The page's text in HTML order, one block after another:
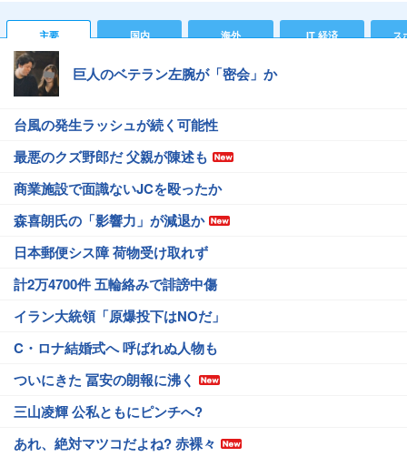
主要 国内 海外 IT 経済 ス
巨人のベテラン左腕が「密会」か
台風の発生ラッシュが続く可能性
最悪のクズ野郎だ 父親が陳述も
商業施設で面識ないJCを殴ったか
森喜朗氏の「影響力」が減退か
日本郵便シス障 荷物受け取れず
計2万4700件 五輪絡みで誹謗中傷
イラン大統領「原爆投下はNOだ」
C・ロナ結婚式へ 呼ばれぬ人物も
ついにきた 冨安の朗報に沸く
三山凌輝 公私ともにピンチへ?
あれ、絶対マツコだよね? 赤裸々